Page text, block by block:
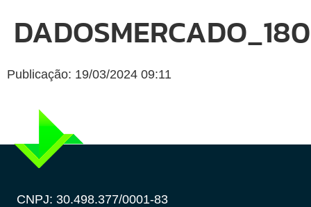
Publicação: 19/03/2024 09:11
CNPJ: 30.498.377/0001-83